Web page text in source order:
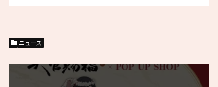
ニュース